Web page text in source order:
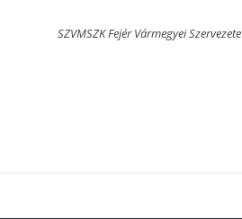
SZVMSZK Fejér Vármegyei Szervezete